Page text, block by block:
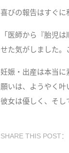
喜びの報告はすぐに
「医師から『胎児
せた気がしました。
妊娠・出産は本当に
願いは、ようやく叶
彼女は優しく、そし
SHARE THIS POST：